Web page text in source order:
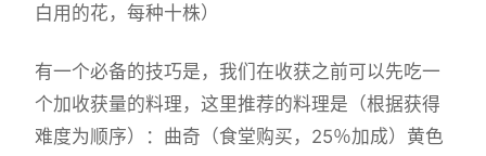
白用的花，每种十株）
有一个必备的技巧是，我们在收获之前可以先吃一
个加收获量的料理，这里推荐的料理是（根据获得
难度为顺序）：曲奇（食堂购买，25％加成）黄色